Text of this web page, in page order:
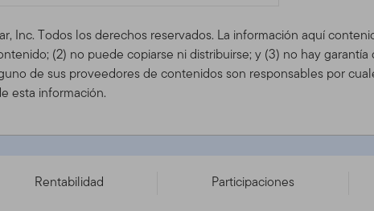
Inc. Todos los derechos reservados. La información aquí
(2) no puede copiarse ni distribuirse; y (3) no hay
de sus proveedores de contenidos son responsables por
esta información.
H1 - LU0976567460
Rentabilidad Participaciones